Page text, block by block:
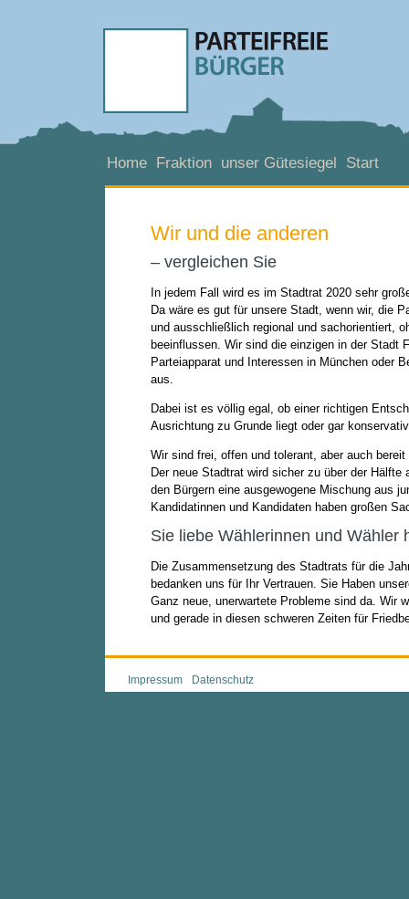
Home Fraktion unser Gütesiegel Start
Wir und die anderen
– vergleichen Sie
In jedem Fall wird es im Stadtrat 2020 sehr
Da wäre es gut für unsere Stadt, wenn wir, die
und ausschließlich regional und sachorientiert,
beeinflussen. Wir sind die einzigen in der Stadt
Parteiapparat und Interessen in München oder
aus.
Dabei ist es völlig egal, ob einer richtigen
Ausrichtung zu Grunde liegt oder gar
Wir sind frei, offen und tolerant, aber auch
Der neue Stadtrat wird sicher zu über der
den Bürgern eine ausgewogene Mischung aus
Kandidatinnen und Kandidaten haben großen
Sie liebe Wählerinnen und Wähler
Die Zusammensetzung des Stadtrats für die
bedanken uns für Ihr Vertrauen. Sie Haben
Ganz neue, unerwartete Probleme sind da. Wir
und gerade in diesen schweren Zeiten für
Impressum Datenschutz